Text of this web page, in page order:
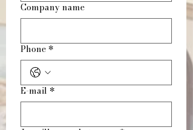
Company name
Phone *
E-mail *